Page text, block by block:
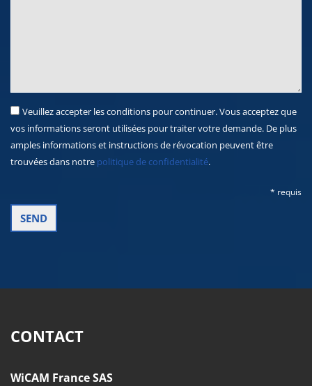
Veuillez accepter les conditions pour continuer. Vous acceptez que
vos informations seront utilisées pour traiter votre demande. De plus
amples informations et instructions de révocation peuvent être
trouvées dans notre politique de confidentialité.
* requis
CONTACT
WiCAM France SAS